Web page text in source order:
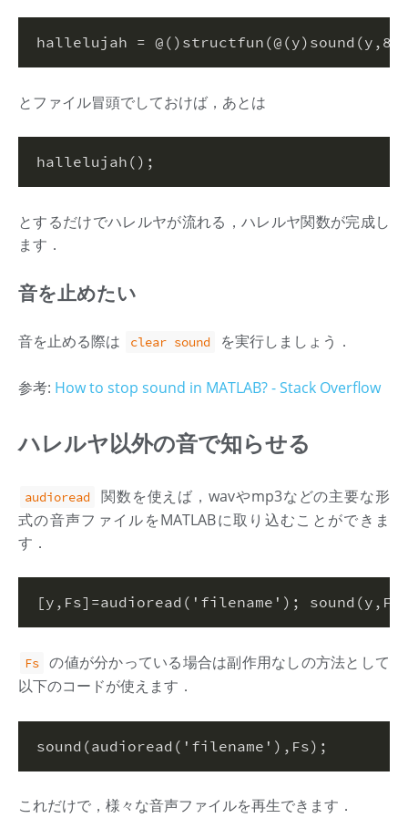
hallelujah = @()structfun(@(y)sound(y,
とファイル冒頭でしておけば，あとは
hallelujah() ;
とするだけでハレルヤが流れる，ハレルヤ関数が完成し
ます．
音を止めたい
音を止める際は clear sound を実行しましょう．
参考: How to stop sound in MATLAB? - Stack Overflow
ハレルヤ以外の音で知らせる
audioread
関数を使えば，wavやmp3などの主要な形
式の音声ファイルをMATLABに取り込むことができま
す．
[y,Fs] =audioread( 'filename' ) ;
Fs
の値が分かっている場合は副作用なしの方法として
以下のコードが使えます．
sound(audioread( 'filename' ),Fs) ;
これだけで，様々な音声ファイルを再生できます．